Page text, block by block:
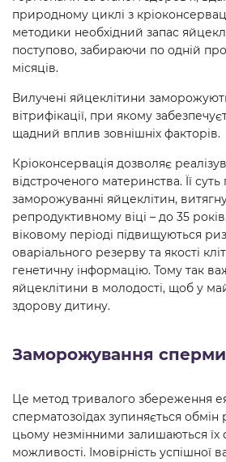
природному циклі з
методики необхідний запас
поступово, забираючи по одній
місяців.
Вилучені яйцеклітини
вітрифікації, при якому
щадний вплив зовнішніх факторів.
Кріоконсервація дозволяє
відстроченого материнства. Її суть
заморожуванні яйцеклітин,
репродуктивному віці – до 35
віковому періоді підвищуються
оваріального резерву та якості
генетичну інформацію. Тому так
яйцеклітини в молодості, щоб у
здорову дитину.
Заморожування сперми
Це метод тривалого збереження
сперматозоїдах зупиняється
цьому незмінними залишаються їх
можливості. Імовірність успішної